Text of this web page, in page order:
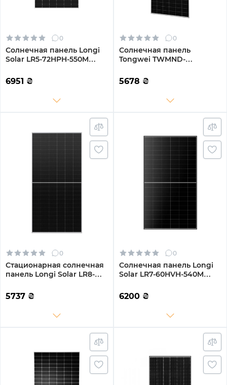
0
Солнечная панель Longi
Solar LR5-72HPH-550M
6951 ₴
0
Солнечная панель
Tongwei TWMND-
5678 ₴
0
Стационарная солнечная
панель Longi Solar LR8-
5737 ₴
0
Солнечная панель Longi
Solar LR7-60HVH-540M
6200 ₴